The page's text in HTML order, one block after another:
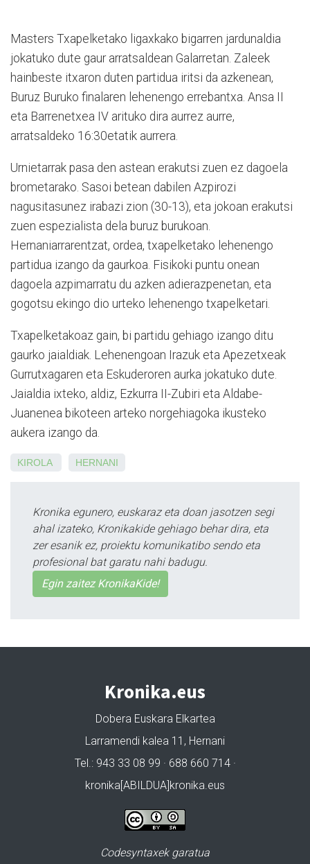
Masters Txapelketako ligaxkako bigarren jardunaldia
jokatuko dute gaur arratsaldean Galarretan. Zaleek
hainbeste itxaron duten partidua iritsi da azkenean,
Buruz Buruko finalaren lehenengo errebantxa. Ansa II
eta Barrenetxea IV arituko dira aurrez aurre,
arratsaldeko 16:30etatik aurrera.
Urnietarrak pasa den astean erakutsi zuen ez dagoela
brometarako. Sasoi betean dabilen Azpirozi
nagusitasunez irabazi zion (30-13), eta jokoan erakutsi
zuen espezialista dela buruz burukoan.
Hernaniarrarentzat, ordea, txapelketako lehenengo
partidua izango da gaurkoa. Fisikoki puntu onean
dagoela azpimarratu du azken adierazpenetan, eta
gogotsu ekingo dio urteko lehenengo txapelketari.
Txapelketakoaz gain, bi partidu gehiago izango ditu
gaurko jaialdiak. Lehenengoan Irazuk eta Apezetxeak
Gurrutxagaren eta Eskuderoren aurka jokatuko dute.
Jaialdia ixteko, aldiz, Ezkurra II-Zubiri eta Aldabe-
Juanenea bikoteen arteko norgehiagoka ikusteko
aukera izango da.
KIROLA HERNANI
Kronika egunero, euskaraz eta doan jasotzen segi
ahal izateko, Kronikakide gehiago behar dira, eta
zer esanik ez, proiektu komunikatibo sendo eta
profesional bat garatu nahi badugu.
Egin zaitez KronikaKide!
Kronika.eus
Dobera Euskara Elkartea
Larramendi kalea 11, Hernani
Tel.: 943 33 08 99 · 688 660 714 ·
kronika[ABILDUA]kronika.eus
Codesyntaxek garatua